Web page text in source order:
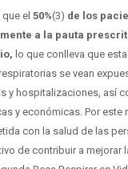
el 50%(3) de los
a la pauta
lo que conlleva que
se vean
y hospitalizaciones, así
y económicas. Por este
con la salud de las
de contribuir a mejorar